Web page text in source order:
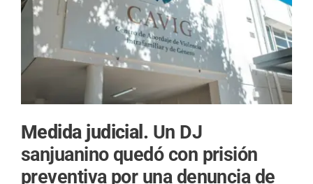
Medida judicial. Un DJ
sanjuanino quedó con prisión
preventiva por una denuncia de